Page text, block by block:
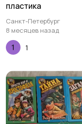
пластика
Санкт-Петербург
8 месяцев назад
1